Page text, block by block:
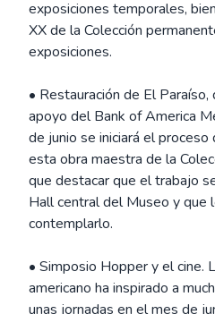
exposiciones temporales,
XX de la Colección
exposiciones.
• Restauración de El
apoyo del Bank of America
de junio se iniciará el proceso
esta obra maestra de la
que destacar que el trabajo
Hall central del Museo y que
contemplarlo.
• Simposio Hopper y el cine.
americano ha inspirado a
unas jornadas en el mes de